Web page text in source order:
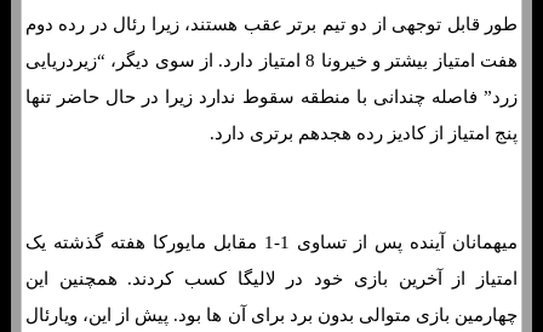
طور قابل توجهی از دو تیم برتر عقب هستند، زیرا رئال در رده دوم
هفت امتیاز بیشتر و خیرونا 8 امتیاز دارد. از سوی دیگر، “زیردریایی
زرد” فاصله چندانی با منطقه سقوط ندارد زیرا در حال حاضر تنها
پنج امتیاز از کادیز رده هجدهم برتری دارد.
میهمانان آینده پس از تساوی 1-1 مقابل مایورکا هفته گذشته یک
امتیاز از آخرین بازی خود در لالیگا کسب کردند. همچنین این
چهارمین بازی متوالی بدون برد برای آن ها بود. پیش از این، ویارئال